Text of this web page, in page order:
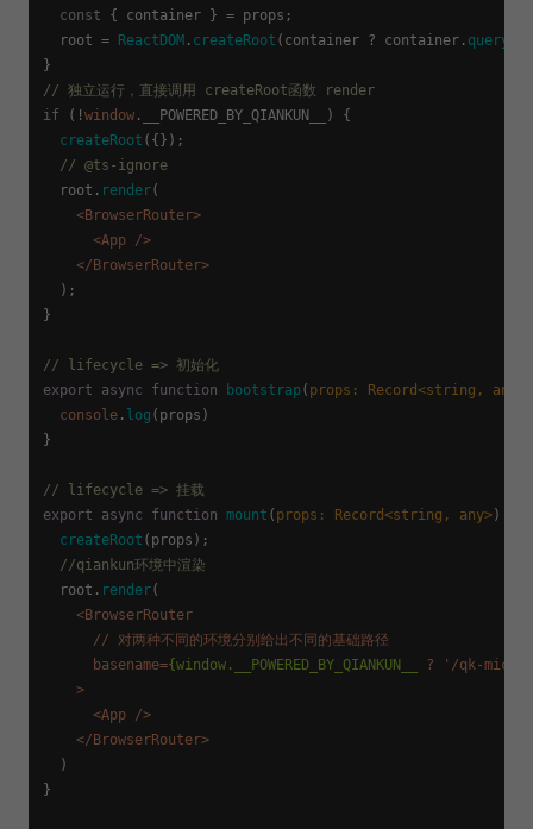
const { container } = props;
  root =
ReactDOM . createRoot (container ? container.
// 独立运行，直接调用 createRoot函数 render
if (! window . __POWERED_BY_QIANKUN__
) {
createRoot ({});
// @ts-ignore
  root.
render(
<BrowserRouter>
<App />
</BrowserRouter>
  );
}
// lifecycle => 初始化
export
async function bootstrap( props: Record<string , any
console . log (props)
}
// lifecycle => 挂载
export
async function mount ( props: Record<string , any>) {
createRoot (props);
//qiankun环境中渲染
  root.
render(
<BrowserRouter
      //
对两种不同的环境分别给出不同的基础路径
basename={window.__POWERED_BY_QIANKUN__ ? '/qk-
    >
<App />
</BrowserRouter>
  )
}